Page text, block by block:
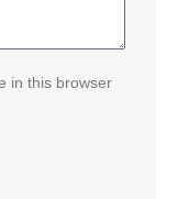
in this browser